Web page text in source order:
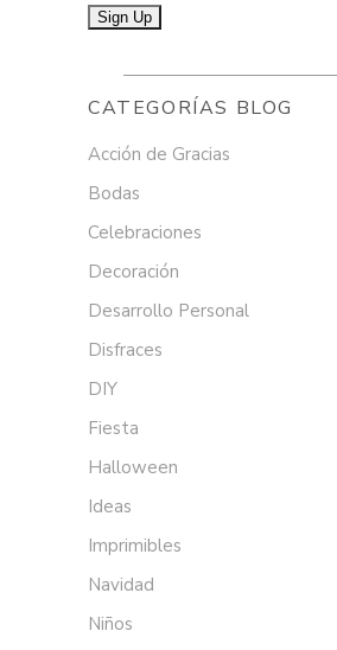
CATEGORÍAS BLOG
Acción de Gracias
Bodas
Celebraciones
Decoración
Desarrollo Personal
Disfraces
DIY
Fiesta
Halloween
Ideas
Imprimibles
Navidad
Niños